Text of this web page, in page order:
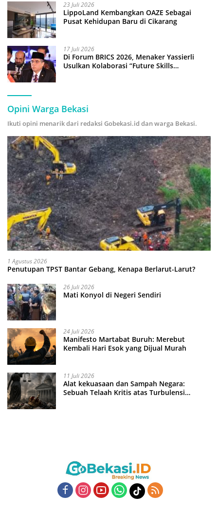
23 Juli 2026
LippoLand Kembangkan OAZE Sebagai
Pusat Kehidupan Baru di Cikarang
17 Juli 2026
Di Forum BRICS 2026, Menaker Yassierli
Usulkan Kolaborasi “Future Skills
Opini Warga Bekasi
Ikuti opini menarik dari redaksi Gobekasi.id dan warga Bekasi.
1 Agustus 2026
Penutupan TPST Bantar Gebang, Kenapa Berlarut-Larut?
26 Juli 2026
Mati Konyol di Negeri Sendiri
24 Juli 2026
Manifesto Martabat Buruh: Merebut
Kembali Hari Esok yang Dijual Murah
11 Juli 2026
Alat kekuasaan dan Sampah Negara:
Sebuah Telaah Kritis atas Turbulensi